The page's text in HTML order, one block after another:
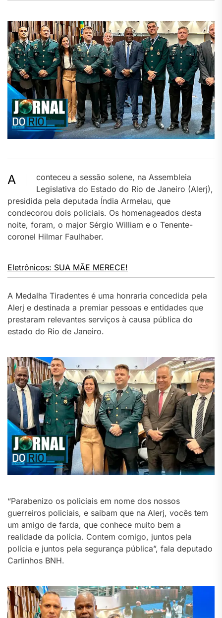
Aconteceu a sessão solene, na Assembleia
Legislativa do Estado do Rio de Janeiro (Alerj),
presidida pela deputada Índia Armelau, que
condecorou dois policiais. Os homenageados desta
noite, foram, o major Sérgio William e o Tenente-
coronel Hilmar Faulhaber.
Eletrônicos: SUA MÃE MERECE!
A Medalha Tiradentes é uma honraria concedida pela
Alerj e destinada a premiar pessoas e entidades que
prestaram relevantes serviços à causa pública do
estado do Rio de Janeiro.
“Parabenizo os policiais em nome dos nossos
guerreiros policiais, e saibam que na Alerj, vocês tem
um amigo de farda, que conhece muito bem a
realidade da polícia. Contem comigo, juntos pela
polícia e juntos pela segurança pública”, fala deputado
Carlinhos BNH.